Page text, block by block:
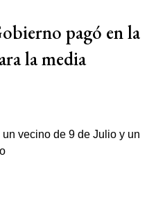
pagó en la
la media